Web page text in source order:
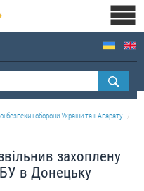
безпеки і оборони України
безпеки і оборони України та її Апарату
захоплену
в Донецьку